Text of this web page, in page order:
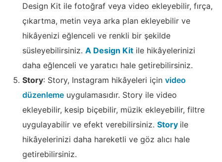
Design Kit ile fotoğraf veya video ekleyebilir, fırça,
çıkartma, metin veya arka plan ekleyebilir ve
hikâyenizi eğlenceli ve renkli bir şekilde
süsleyebilirsiniz. A Design Kit ile hikâyelerinizi
daha eğlenceli ve yaratıcı hale getirebilirsiniz.
Story: Story, Instagram hikâyeleri için video
düzenleme uygulamasıdır. Story ile video
ekleyebilir, kesip biçebilir, müzik ekleyebilir, filtre
uygulayabilir ve efekt verebilirsiniz. Story ile
hikâyelerinizi daha hareketli ve göz alıcı hale
getirebilirsiniz.